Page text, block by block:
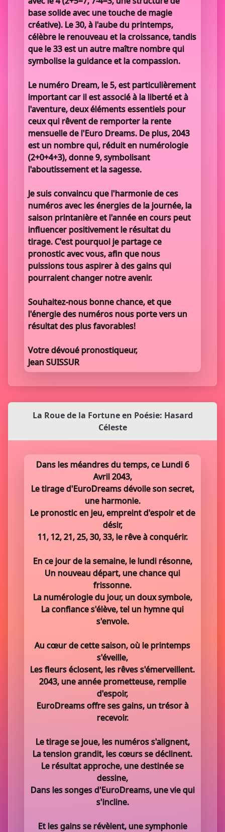
base solide avec une touche de magie
créative). Le 30, à l'aube du printemps,
célèbre le renouveau et la croissance, tandis
que le 33 est un autre maître nombre qui
symbolise la guidance et la compassion.
Le numéro Dream, le 5, est particulièrement
important car il est associé à la liberté et à
l'aventure, deux éléments essentiels pour
ceux qui rêvent de remporter la rente
mensuelle de l'Euro Dreams. De plus, 2043
est un nombre qui, réduit en numérologie
(2+0+4+3), donne 9, symbolisant
l'aboutissement et la sagesse.
Je suis convaincu que l'harmonie de ces
numéros avec les énergies de la journée, la
saison printanière et l'année en cours peut
influencer positivement le résultat du
tirage. C'est pourquoi je partage ce
pronostic avec vous, afin que nous
puissions tous aspirer à des gains qui
pourraient changer notre avenir.
Souhaitez-nous bonne chance, et que
l'énergie des numéros nous porte vers un
résultat des plus favorables!
Votre dévoué pronostiqueur,
Jean SUISSUR
La Roue de la Fortune en Poésie: Hasard
Céleste
Dans les méandres du temps, ce Lundi 6
Avril 2043,
Le tirage d'EuroDreams dévoile son secret,
une harmonie.
Le pronostic en jeu, empreint d'espoir et de
désir,
11, 12, 21, 25, 30, 33, le rêve à conquérir.
En ce jour de la semaine, le lundi résonne,
Un nouveau départ, une chance qui
frissonne.
La numérologie du jour, un doux symbole,
La confiance s'élève, tel un hymne qui
s'envole.
Au cœur de cette saison, où le printemps
s'éveille,
Les fleurs éclosent, les rêves s'émerveillent.
2043, une année prometteuse, remplie
d'espoir,
EuroDreams offre ses gains, un trésor à
recevoir.
Le tirage se joue, les numéros s'alignent,
La tension grandit, les cœurs se déclinent.
Le résultat approche, une destinée se
dessine,
Dans les songes d'EuroDreams, une vie qui
s'incline.
Et les gains se révèlent, une symphonie